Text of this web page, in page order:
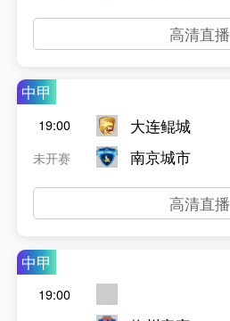
高清直播
中甲
19:00
未开赛
大连鲲城
南京城市
高清直播
中甲
19:00